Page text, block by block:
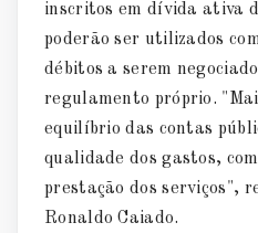
inscritos em dívida ativa
poderão ser utilizados
débitos a serem
regulamento próprio.
equilíbrio das contas
qualidade dos gastos,
prestação dos serviços",
Ronaldo Caiado.